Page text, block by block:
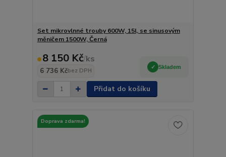
Set mikrovlnné trouby 600W, 15l, se sinusovým
měničem 1500W, Černá
8 150 Kč/ks
6 736 Kčbez DPH
Skladem
Přidat do košíku
Doprava zdarma!